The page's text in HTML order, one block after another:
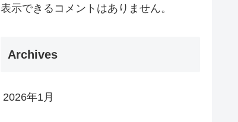
表示できるコメントはありません。
Archives
2026年1月